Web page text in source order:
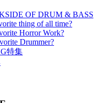
OF DRUM & BASS
thing of all time?
Horror Work?
Drummer?
特集